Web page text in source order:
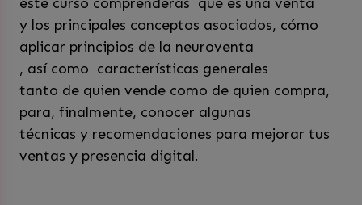
y los principales conceptos asociados, cómo
aplicar principios de la neuroventa
, así como características generales
tanto de quien vende como de quien compra,
para, finalmente, conocer algunas
técnicas y recomendaciones para mejorar tus
ventas y presencia digital.